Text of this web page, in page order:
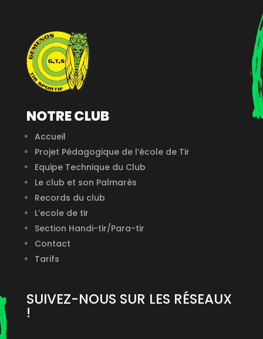
NOTRE CLUB
Accueil
Projet Pédagogique de l’école de Tir
Equipe Technique du Club
Le club et son Palmarès
Records du club
L’ecole de tir
Section Handi-tir/Para-tir
Contact
Tarifs
SUIVEZ-NOUS SUR LES RÉSEAUX
!